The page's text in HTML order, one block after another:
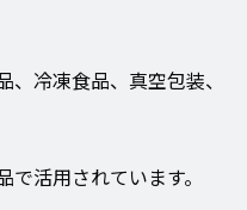
冷凍食品、真空包装、
活用されています。